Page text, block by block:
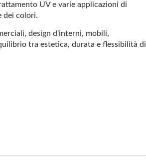
UV e varie applicazioni di
dei colori.
design d'interni, mobili,
tra estetica, durata e flessibilità di